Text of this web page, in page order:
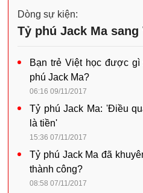
Dòng sự kiện:
Tỷ phú Jack Ma sang
Bạn trẻ Việt học được
phú Jack Ma?
06:16 09/11/2017
Tỷ phú Jack Ma: 'Điều
là tiền'
15:36 07/11/2017
Tỷ phú Jack Ma đã
thành công?
08:58 07/11/2017